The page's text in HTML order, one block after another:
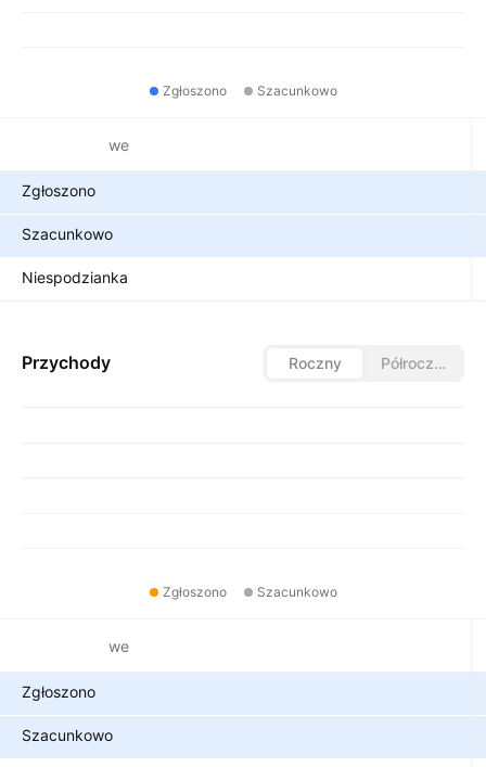
Zgłoszono Szacunkowo
Metryki finansowe
Zgłoszono
Szacunkowo
Niespodzianka
Przychody Roczny Półroczny
Zgłoszono Szacunkowo
Metryki finansowe
Zgłoszono
Szacunkowo